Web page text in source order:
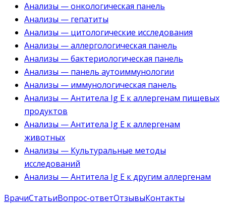
Анализы — онкологическая панель
Анализы — гепатиты
Анализы — цитологические исследования
Анализы — аллергологическая панель
Анализы — бактериологическая панель
Анализы — панель аутоиммунологии
Анализы — иммунологическая панель
Анализы — Антитела Ig E к аллергенам пищевых
продуктов
Анализы — Антитела Ig E к аллергенам
животных
Анализы — Культуральные методы
исследований
Анализы — Антитела Ig E к другим аллергенам
ВрачиСтатьиВопрос-ответОтзывыКонтакты